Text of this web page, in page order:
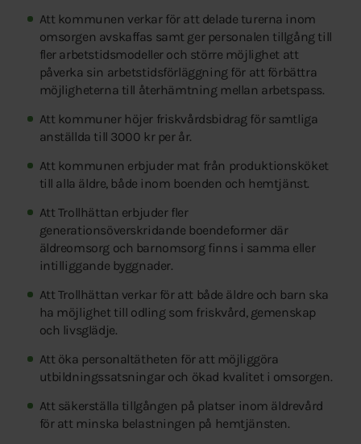
Att kommunen verkar för att delade turerna inom
omsorgen avskaffas samt ger personalen tillgång till
fler arbetstidsmodeller och större möjlighet att
påverka sin arbetstidsförläggning för att förbättra
möjligheterna till återhämtning mellan arbetspass.
Att kommuner höjer friskvårdsbidrag för samtliga
anställda till 3000 kr per år.
Att kommunen erbjuder mat från produktionsköket
till alla äldre, både inom boenden och hemtjänst.
Att Trollhättan erbjuder fler
generationsöverskridande boendeformer där
äldreomsorg och barnomsorg finns i samma eller
intilliggande byggnader.
Att Trollhättan verkar för att både äldre och barn ska
ha möjlighet till odling som friskvård, gemenskap
och livsglädje.
Att öka personaltätheten för att möjliggöra
utbildningssatsningar och ökad kvalitet i omsorgen.
Att säkerställa tillgången på platser inom äldrevård
för att minska belastningen på hemtjänsten.